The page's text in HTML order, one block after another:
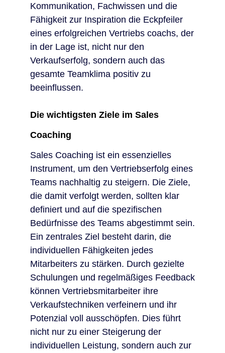
Kommunikation, Fachwissen und die
Fähigkeit zur Inspiration die Eckpfeiler
eines erfolgreichen Vertriebs coachs, der
in der Lage ist, nicht nur den
Verkaufserfolg, sondern auch das
gesamte Teamklima positiv zu
beeinflussen.
Die wichtigsten Ziele im Sales
Coaching
Sales Coaching ist ein essenzielles
Instrument, um den Vertriebserfolg eines
Teams nachhaltig zu steigern. Die Ziele,
die damit verfolgt werden, sollten klar
definiert und auf die spezifischen
Bedürfnisse des Teams abgestimmt sein.
Ein zentrales Ziel besteht darin, die
individuellen Fähigkeiten jedes
Mitarbeiters zu stärken. Durch gezielte
Schulungen und regelmäßiges Feedback
können Vertriebsmitarbeiter ihre
Verkaufstechniken verfeinern und ihr
Potenzial voll ausschöpfen. Dies führt
nicht nur zu einer Steigerung der
individuellen Leistung, sondern auch zur